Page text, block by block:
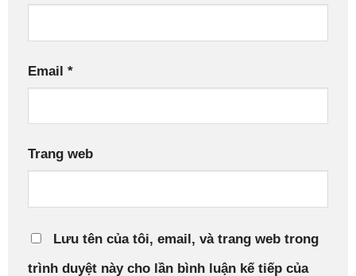
Email *
Trang web
Lưu tên của tôi, email, và trang web trong
trình duyệt này cho lần bình luận kế tiếp của